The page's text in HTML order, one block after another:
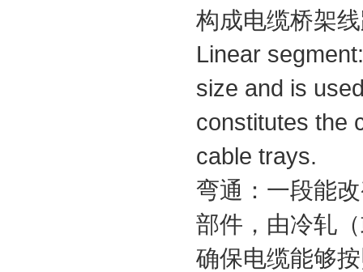
构成电缆桥架
Linear
size and is
constitutes the
cable trays. ​
弯通：一段能
部件，由冷轧
确保电缆能够